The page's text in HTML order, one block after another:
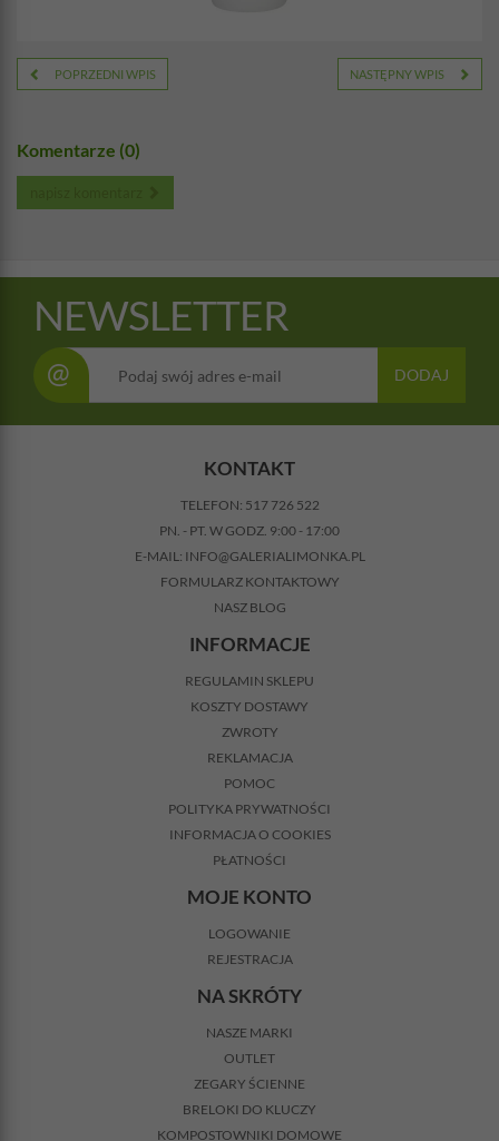
POPRZEDNI WPIS NASTĘPNY WPIS
Komentarze (0)
NEWSLETTER
@ DODAJ
KONTAKT
TELEFON: 517 726 522
PN. - PT. W GODZ. 9:00 - 17:00
E-MAIL: INFO@GALERIALIMONKA.PL
FORMULARZ KONTAKTOWY
NASZ BLOG
INFORMACJE
REGULAMIN SKLEPU
KOSZTY DOSTAWY
ZWROTY
REKLAMACJA
POMOC
POLITYKA PRYWATNOŚCI
INFORMACJA O COOKIES
PŁATNOŚCI
MOJE KONTO
LOGOWANIE
REJESTRACJA
NA SKRÓTY
NASZE MARKI
OUTLET
ZEGARY ŚCIENNE
BRELOKI DO KLUCZY
KOMPOSTOWNIKI DOMOWE